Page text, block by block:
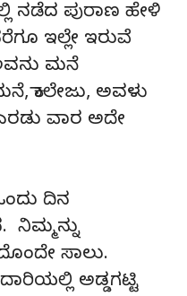
ಪುರಾಣ ಹೇಳಿ
ಇಲ್ಲೇ ಇರುವೆ
ಮನೆ
ಕಾಲೇಜು, ಅವಳು
ವಾರ ಅದೇ
ದಿನ
ನಿಮ್ಮನ್ನು
ಸಾಲು.
ಅಡ್ಡಗಟ್ಟಿ